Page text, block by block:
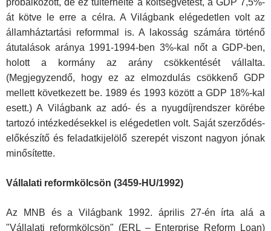
próbálkozott, de ez túlterhelte a költségvetést, a GDP 7,5%-
át kötve le erre a célra. A Világbank elégedetlen volt az
államháztartási reformmal is. A lakosság számára történő
átutalások aránya 1991-1994-ben 3%-kal nőt a GDP-ben,
holott a kormány az arány csökkentését vállalta.
(Megjegyzendő, hogy ez az elmozdulás csökkenő GDP
mellett következett be. 1989 és 1993 között a GDP 18%-kal
esett.) A Világbank az adó- és a nyugdíjrendszer körébe
tartozó intézkedésekkel is elégedetlen volt. Saját szerződés-
előkészítő és feladatkijelölő szerepét viszont nagyon jónak
minősítette.
Vállalati reformkölcsön (3459-HU/1992)
Az MNB és a Világbank 1992. április 27-én írta alá a
"Vállalati reformkölcsön" (ERL – Enterprise Reform Loan)